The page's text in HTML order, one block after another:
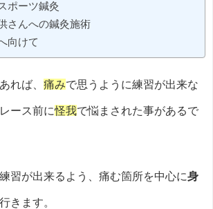
ポーツ鍼灸
さんへの鍼灸施術
向けて
れば、 痛みで思うように練習が出来な
ース前に怪我で悩まされた事があるで
習が出来るよう、痛む箇所を中心に身
きます。